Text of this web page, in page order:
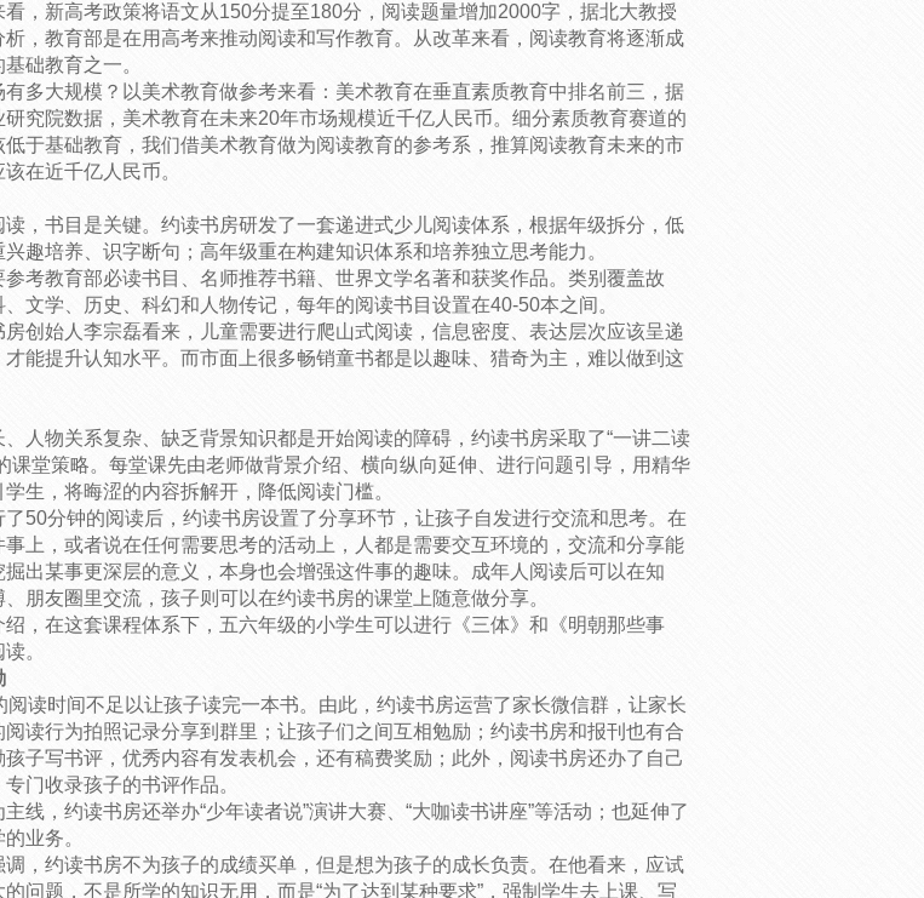
看，新高考政策将语文从150分提至180分，阅读题量增加2000字，据北大教授
析，教育部是在用高考来推动阅读和写作教育。从改革来看，阅读教育将逐渐成
础教育之一。
有多大规模？以美术教育做参考来看：美术教育在垂直素质教育中排名前三，据
研究院数据，美术教育在未来20年市场规模近千亿人民币。细分素质教育赛道的
低于基础教育，我们借美术教育做为阅读教育的参考系，推算阅读教育未来的市
在近千亿人民币。
读，书目是关键。约读书房研发了一套递进式少儿阅读体系，根据年级拆分，低
兴趣培养、识字断句；高年级重在构建知识体系和培养独立思考能力。
参考教育部必读书目、名师推荐书籍、世界文学名著和获奖作品。类别覆盖故
、文学、历史、科幻和人物传记，每年的阅读书目设置在40-50本之间。
房创始人李宗磊看来，儿童需要进行爬山式阅读，信息密度、表达层次应该呈递
才能提升认知水平。而市面上很多畅销童书都是以趣味、猎奇为主，难以做到这
、人物关系复杂、缺乏背景知识都是开始阅读的障碍，约读书房采取了“一讲二读
课堂策略。每堂课先由老师做背景介绍、横向纵向延伸、进行问题引导，用精华
生，将晦涩的内容拆解开，降低阅读门槛。
了50分钟的阅读后，约读书房设置了分享环节，让孩子自发进行交流和思考。在
事上，或者说在任何需要思考的活动上，人都是需要交互环境的，交流和分享能
掘出某事更深层的意义，本身也会增强这件事的趣味。成年人阅读后可以在知
朋友圈里交流，孩子则可以在约读书房的课堂上随意做分享。
绍，在这套课程体系下，五六年级的小学生可以进行《三体》和《明朝那些事
。
阅读时间不足以让孩子读完一本书。由此，约读书房运营了家长微信群，让家长
阅读行为拍照记录分享到群里；让孩子们之间互相勉励；约读书房和报刊也有合
孩子写书评，优秀内容有发表机会，还有稿费奖励；此外，阅读书房还办了自己
门收录孩子的书评作品。
主线，约读书房还举办“少年读者说”演讲大赛、“大咖读书讲座”等活动；也延伸了
业务。
调，约读书房不为孩子的成绩买单，但是想为孩子的成长负责。在他看来，应试
的问题，不是所学的知识无用，而是“为了达到某种要求”，强制学生去上课、写